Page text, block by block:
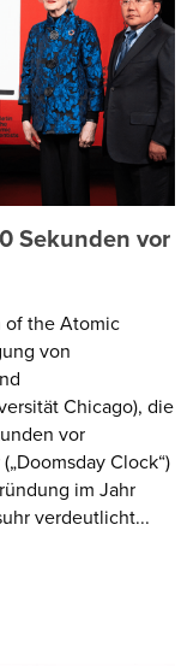
Sekunden vor
of the Atomic
von
Chicago), die
vor
Clock“)
im Jahr
verdeutlicht...